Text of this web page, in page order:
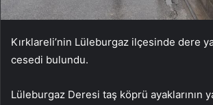
Kırklareli’nin Lüleburgaz ilçesinde dere
cesedi bulundu.
Lüleburgaz Deresi taş köprü ayaklarının